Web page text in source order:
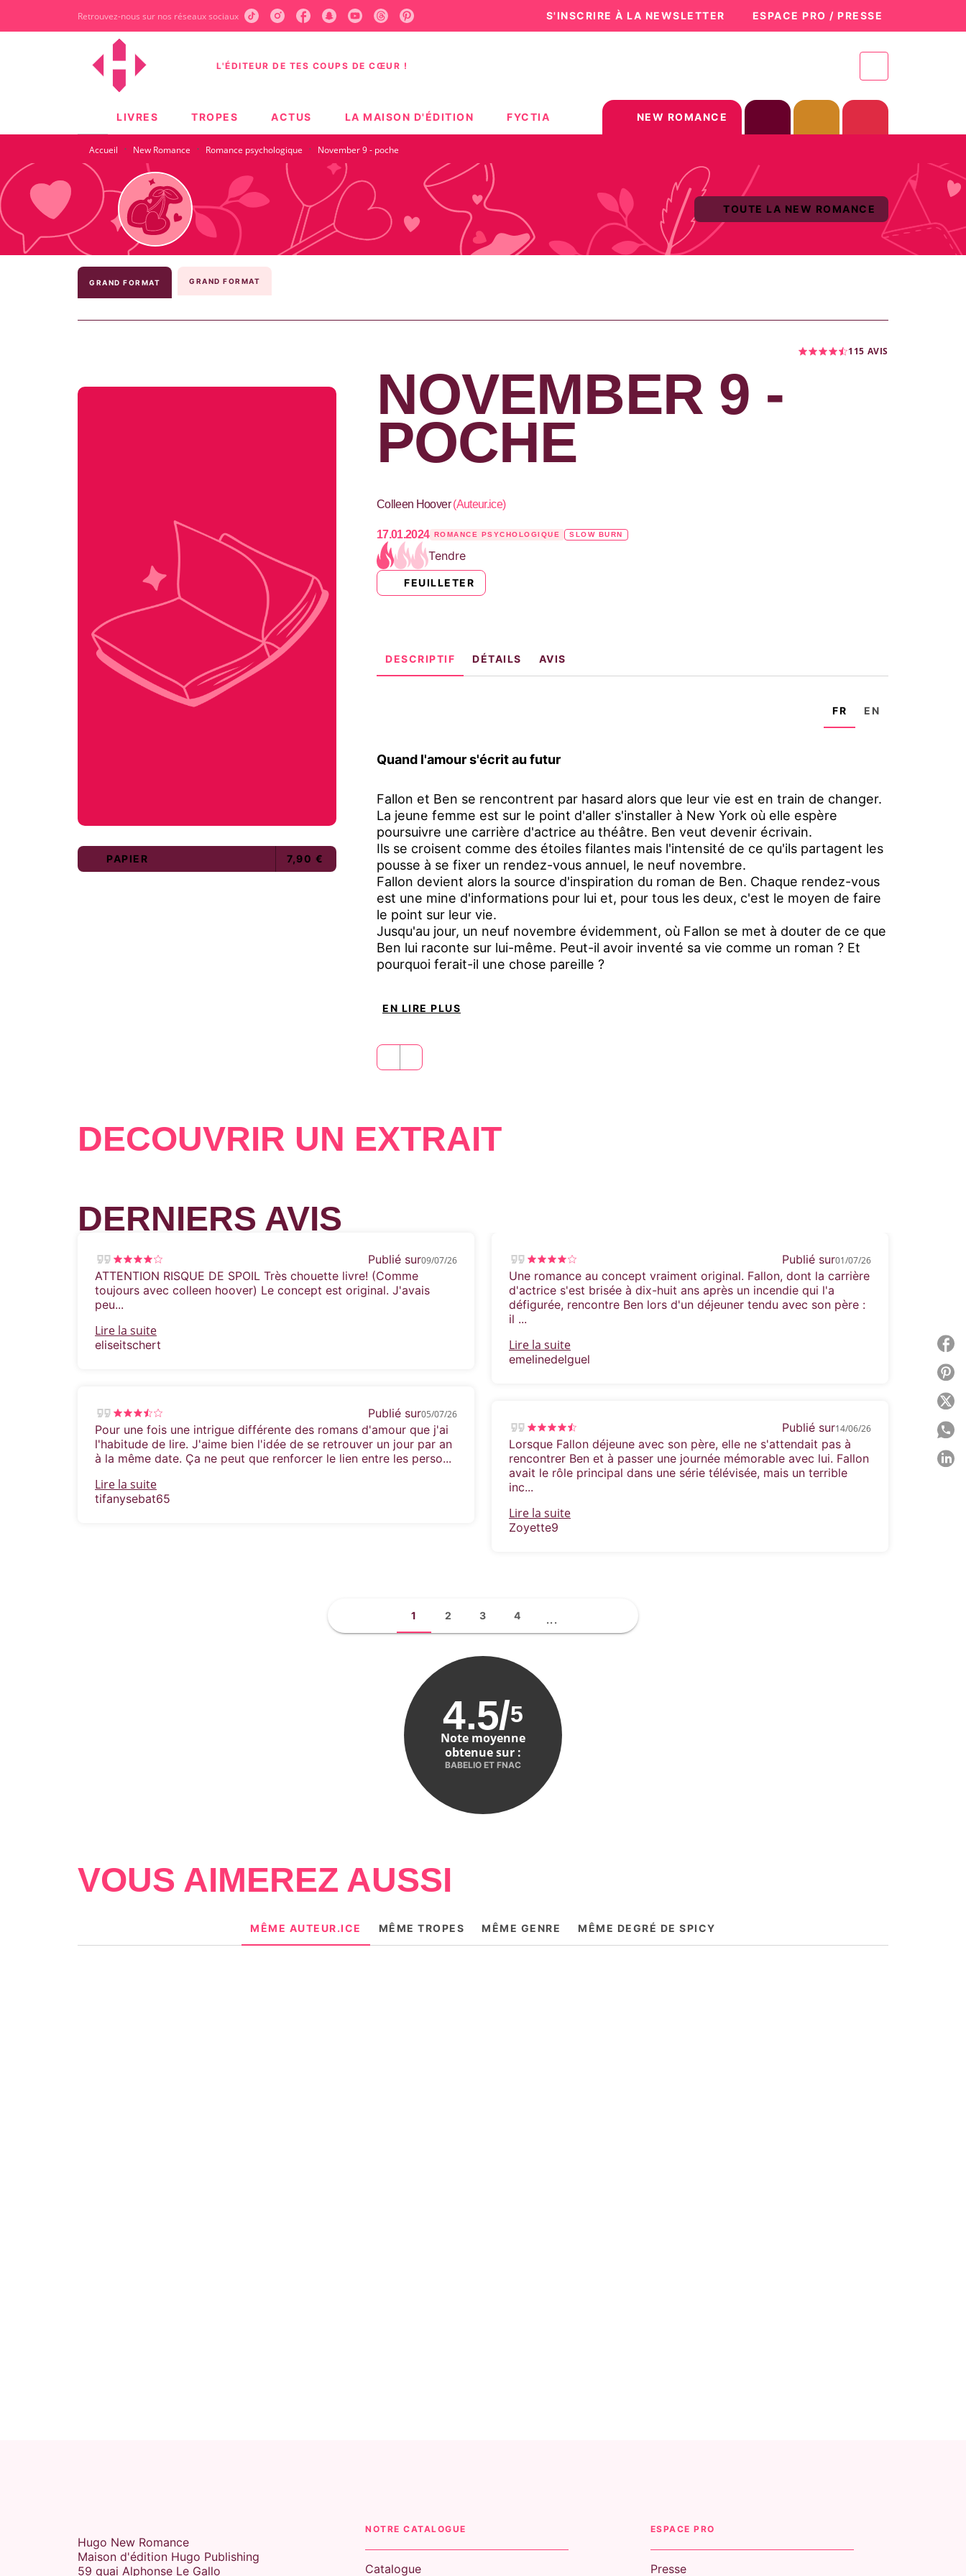
CONTENU PIED DE PAGE
Retrouvez-nous sur nos réseaux sociaux S'INSCRIRE À LA NEWSLETTER ESPACE PRO / PRESSE
L'ÉDITEUR DE TES COUPS DE CŒUR !
LIVRES TROPES ACTUS LA MAISON D'ÉDITION FYCTIA NEW ROMANCE
Accueil · New Romance · Romance psychologique · November 9 - poche
TOUTE LA NEW ROMANCE
GRAND FORMAT GRAND FORMAT
PAPIER 7,90 €
115 AVIS
NOVEMBER 9 -
POCHE
Colleen Hoover(Auteur.ice)
17.01.2024 ROMANCE PSYCHOLOGIQUE SLOW BURN
Tendre
FEUILLETER
DESCRIPTIF DÉTAILS AVIS
FR EN
Quand l'amour s'écrit au futur
Fallon et Ben se rencontrent par hasard alors que leur vie est en train de changer.
La jeune femme est sur le point d'aller s'installer à New York où elle espère
poursuivre une carrière d'actrice au théâtre. Ben veut devenir écrivain.
Ils se croisent comme des étoiles filantes mais l'intensité de ce qu'ils partagent les
pousse à se fixer un rendez-vous annuel, le neuf novembre.
Fallon devient alors la source d'inspiration du roman de Ben. Chaque rendez-vous
est une mine d'informations pour lui et, pour tous les deux, c'est le moyen de faire
le point sur leur vie.
Jusqu'au jour, un neuf novembre évidemment, où Fallon se met à douter de ce que
Ben lui raconte sur lui-même. Peut-il avoir inventé sa vie comme un roman ? Et
pourquoi ferait-il une chose pareille ?
EN LIRE PLUS
DÉCOUVRIR UN EXTRAIT
DERNIERS AVIS
Publié sur09/07/26
ATTENTION RISQUE DE SPOIL Très chouette livre! (Comme
toujours avec colleen hoover) Le concept est original. J'avais
peu...
Lire la suite
eliseitschert
Publié sur05/07/26
Pour une fois une intrigue différente des romans d'amour que j'ai
l'habitude de lire. J'aime bien l'idée de se retrouver un jour par an
à la même date. Ça ne peut que renforcer le lien entre les perso...
Lire la suite
tifanysebat65
Publié sur01/07/26
Une romance au concept vraiment original. Fallon, dont la carrière
d'actrice s'est brisée à dix-huit ans après un incendie qui l'a
défigurée, rencontre Ben lors d'un déjeuner tendu avec son père :
il ...
Lire la suite
emelinedelguel
Publié sur14/06/26
Lorsque Fallon déjeune avec son père, elle ne s'attendait pas à
rencontrer Ben et à passer une journée mémorable avec lui. Fallon
avait le rôle principal dans une série télévisée, mais un terrible
inc...
Lire la suite
Zoyette9
1 2 3 4 ...
4.5/5
Note moyenne
obtenue sur :
BABELIO ET FNAC
VOUS AIMEREZ AUSSI
MÊME AUTEUR.ICE MÊME TROPES MÊME GENRE MÊME DEGRÉ DE SPICY
Hugo New Romance
Maison d'édition Hugo Publishing
59 quai Alphonse Le Gallo
NOTRE CATALOGUE
Catalogue
ESPACE PRO
Presse